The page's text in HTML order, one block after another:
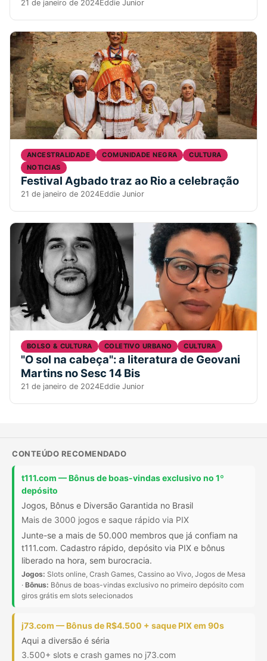
21 de janeiro de 2024Eddie Junior
ANCESTRALIDADE COMUNIDADE NEGRA
CULTURA
NOTICIAS
Festival Agbado traz ao Rio a celebração
21 de janeiro de 2024Eddie Junior
BOLSO & CULTURA COLETIVO URBANO CULTURA
"O sol na cabeça": a literatura de Geovani
Martins no Sesc 14 Bis
21 de janeiro de 2024Eddie Junior
CONTEÚDO RECOMENDADO
t111.com — Bônus de boas-vindas exclusivo no 1º
depósito
Jogos, Bônus e Diversão Garantida no Brasil
Mais de 3000 jogos e saque rápido via PIX
Junte-se a mais de 50.000 membros que já confiam na
t111.com. Cadastro rápido, depósito via PIX e bônus
liberado na hora, sem burocracia.
Jogos: Slots online, Crash Games, Cassino ao Vivo, Jogos de Mesa
· Bônus: Bônus de boas-vindas exclusivo no primeiro depósito com
giros grátis em slots selecionados
j73.com — Bônus de R$4.500 + saque PIX em 90s
Aqui a diversão é séria
3.500+ slots e crash games no j73.com